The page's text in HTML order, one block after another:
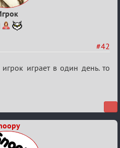
#42
играет в один день. то